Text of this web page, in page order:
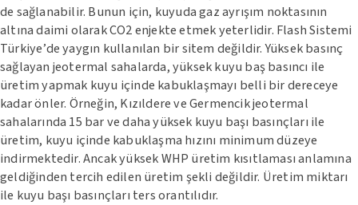
de sağlanabilir. Bunun için, kuyuda gaz ayrışım noktasının
altına daimi olarak CO2 enjekte etmek yeterlidir. Flash Sistemi
Türkiye’de yaygın kullanılan bir sitem değildir. Yüksek basınç
sağlayan jeotermal sahalarda, yüksek kuyu baş basıncı ile
üretim yapmak kuyu içinde kabuklaşmayı belli bir dereceye
kadar önler. Örneğin, Kızıldere ve Germencik jeotermal
sahalarında 15 bar ve daha yüksek kuyu başı basınçları ile
üretim, kuyu içinde kabuklaşma hızını minimum düzeye
indirmektedir. Ancak yüksek WHP üretim kısıtlaması anlamına
geldiğinden tercih edilen üretim şekli değildir. Üretim miktarı
ile kuyu başı basınçları ters orantılıdır.